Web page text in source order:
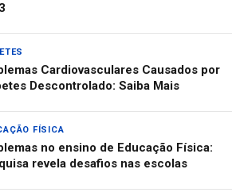
Cardiovasculares Causados por
Descontrolado: Saiba Mais
FÍSICA
no ensino de Educação Física:
revela desafios nas escolas